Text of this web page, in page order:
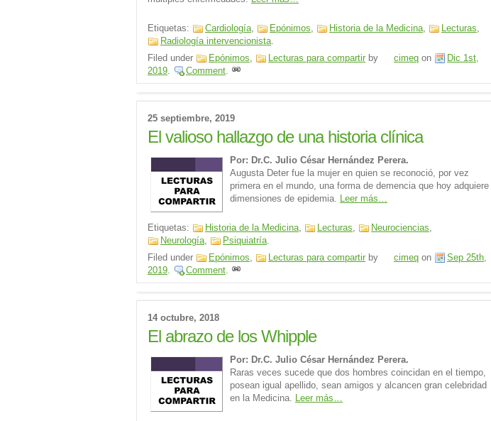
Etiquetas: Cardiología, Epónimos, Historia de la Medicina, Lecturas,
Radiología intervencionista.
Filed under
Epónimos, Lecturas para compartir by cimeq on
Dic 1st,
2019. Comment.
25 septiembre, 2019
El valioso hallazgo de una historia clínica
Por: Dr.C. Julio César Hernández Perera.
Augusta Deter fue la mujer en quien se reconoció, por vez
primera en el mundo, una forma de demencia que hoy adquiere
dimensiones de epidemia. Leer más…
Etiquetas: Historia de la Medicina, Lecturas, Neurociencias,
Neurología, Psiquiatría.
Filed under
Epónimos, Lecturas para compartir by cimeq on
Sep 25th,
2019. Comment.
14 octubre, 2018
El abrazo de los Whipple
Por: Dr.C. Julio César Hernández Perera.
Raras veces sucede que dos hombres coincidan en el tiempo,
posean igual apellido, sean amigos y alcancen gran celebridad
en la Medicina. Leer más…